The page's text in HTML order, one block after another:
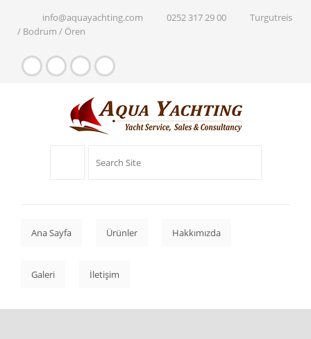
info@aquayachting.com 0252 317 29 00
Turgutreis
/ Bodrum / Ören
Ana Sayfa Ürünler Hakkımızda
Galeri İletişim